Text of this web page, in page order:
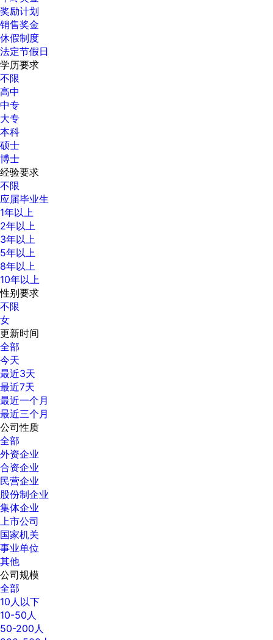
奖励计划
销售奖金
休假制度
法定节假日
学历要求
不限
高中
中专
大专
本科
硕士
博士
经验要求
不限
应届毕业生
1年以上
2年以上
3年以上
5年以上
8年以上
10年以上
性别要求
不限
女
更新时间
全部
今天
最近3天
最近7天
最近一个月
最近三个月
公司性质
全部
外资企业
合资企业
民营企业
股份制企业
集体企业
上市公司
国家机关
事业单位
其他
公司规模
全部
10人以下
10-50人
50-200人